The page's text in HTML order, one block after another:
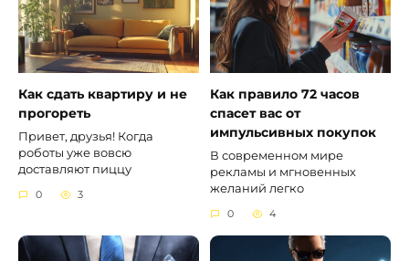
Как сдать квартиру и не
прогореть
Привет, друзья! Когда
роботы уже вовсю
доставляют пиццу
0 3
Как правило 72 часов
спасет вас от
импульсивных покупок
В современном мире
рекламы и мгновенных
желаний легко
0 4